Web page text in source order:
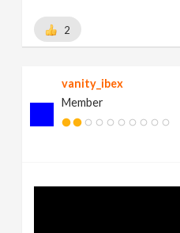
2
vanity_ibex
Member